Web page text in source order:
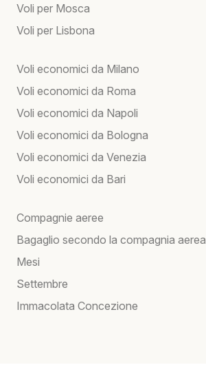
Voli per Mosca
Voli per Lisbona
Voli economici da Milano
Voli economici da Roma
Voli economici da Napoli
Voli economici da Bologna
Voli economici da Venezia
Voli economici da Bari
Compagnie aeree
Bagaglio secondo la compagnia aerea
Mesi
Settembre
Immacolata Concezione